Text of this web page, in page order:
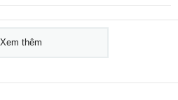
Xem thêm